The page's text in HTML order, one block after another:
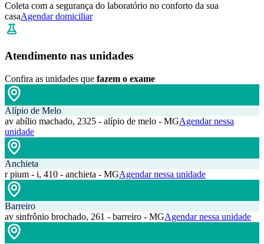
Coleta com a segurança do laboratório no conforto da sua
casaAgendar domiciliar
Atendimento nas unidades
Confira as unidades que fazem o exame
Alípio de Melo
av abílio machado, 2325 - alípio de melo - MGAgendar nessa
unidade
Anchieta
r pium - i, 410 - anchieta - MGAgendar nessa unidade
Barreiro
av sinfrônio brochado, 261 - barreiro - MGAgendar nessa unidade